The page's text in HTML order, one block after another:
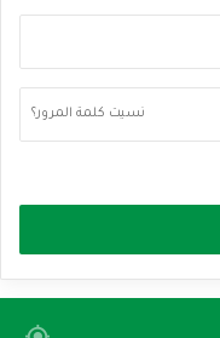
نسيت كلمة المرور؟